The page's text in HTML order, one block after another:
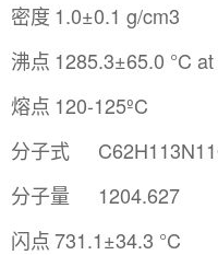
密度 1.0±0.1 g/cm3
沸点 1285.3±65.0 °C
熔点 120-125ºC
分子式
分子量
1204.627
闪点731.1±34.3 °C